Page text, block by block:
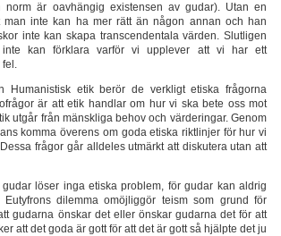
norm är oavhängig existensen av gudar). Utan en
inte kan ha mer rätt än någon annan och han
inte kan skapa transcendentala värden. Slutligen
inte kan förklara varför vi upplever att vi har ett
fel.
Humanistisk etik berör de verkligt etiska frågorna
är att etik handlar om hur vi ska bete oss mot
utgår från mänskliga behov och värderingar. Genom
komma överens om goda etiska riktlinjer för hur vi
frågor går alldeles utmärkt att diskutera utan att
löser inga etiska problem, för gudar kan aldrig
dilemma omöjliggör teism som grund för
gudarna önskar det eller önskar gudarna det för att
att det goda är gott för att det är gott så hjälpte det ju